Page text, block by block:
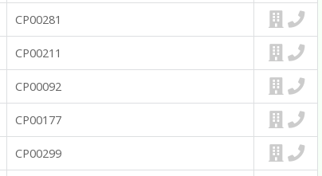
CP00281
CP00211
CP00092
CP00177
CP00299